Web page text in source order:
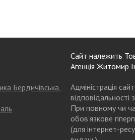
Бердичівська,
Сайт належить
Агенція
Адміністрація
відповідальності
При повному чи
обов’язкове
(для інтернет-